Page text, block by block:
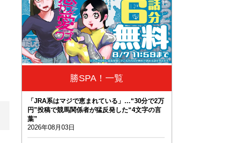
勝SPA！一覧
「JRA系はマジで恵まれている」…“30分で2万
円”投稿で競馬関係者が猛反発した“4文字の言
葉”
2026年08月03日